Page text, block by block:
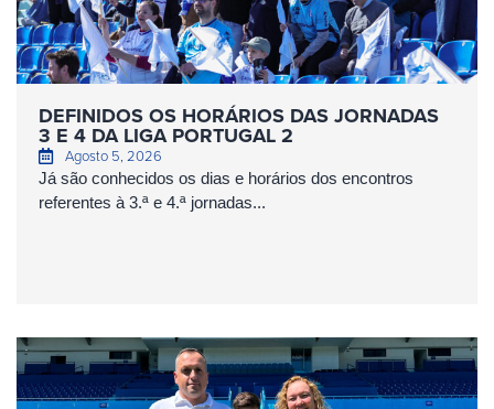
DEFINIDOS OS HORÁRIOS DAS JORNADAS
3 E 4 DA LIGA PORTUGAL 2
Agosto 5, 2026
Já são conhecidos os dias e horários dos encontros
referentes à 3.ª e 4.ª jornadas...